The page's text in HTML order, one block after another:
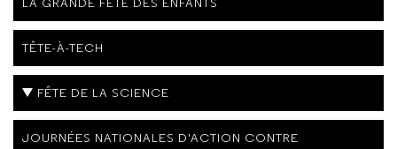
TÊTE-À-TECH
FÊTE DE LA SCIENCE
JOURNÉES NATIONALES D'ACTION CONTRE